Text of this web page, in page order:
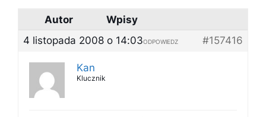
Autor
Wpisy
4 listopada 2008 o 14:03
#157416
ODPOWIEDZ
Kan
Klucznik